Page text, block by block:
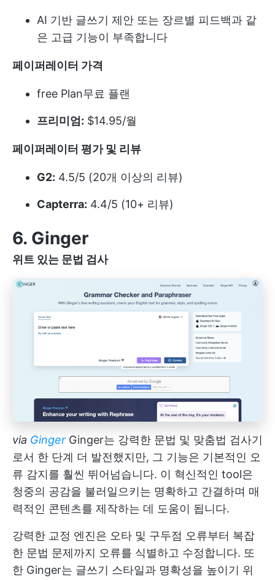
AI 기반 글쓰기 제안 또는 장르별 피드백과 같
은 고급 기능이 부족합니다
페이퍼레이터 가격
free Plan무료 플랜
프리미엄: $14.95/월
페이퍼레이터 평가 및 리뷰
G2: 4.5/5 (20개 이상의 리뷰)
Capterra: 4.4/5 (10+ 리뷰)
6. Ginger
위트 있는 문법 검사
via Ginger Ginger는 강력한 문법 및 맞춤법 검사기
로서 한 단계 더 발전했지만, 그 기능은 기본적인 오
류 감지를 훨씬 뛰어넘습니다. 이 혁신적인 tool은
청중의 공감을 불러일으키는 명확하고 간결하며 매
력적인 콘텐츠를 제작하는 데 도움이 됩니다.
강력한 교정 엔진은 오타 및 구두점 오류부터 복잡
한 문법 문제까지 오류를 식별하고 수정합니다. 또
한 Ginger는 글쓰기 스타일과 명확성을 높이기 위